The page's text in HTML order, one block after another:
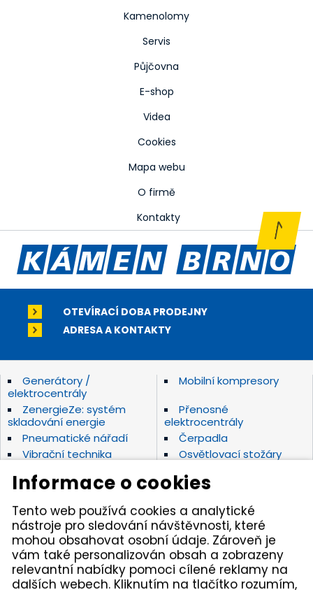
Kamenolomy
Servis
Půjčovna
E-shop
Videa
Cookies
Mapa webu
O firmě
Kontakty
OTEVÍRACÍ DOBA PRODEJNY
ADRESA A KONTAKTY
Generátory /
elektrocentrály
Mobilní kompresory
ZenergieZe: systém
skladování energie
Přenosné
elektrocentrály
Pneumatické nářadí
Čerpadla
Vibrační technika
Osvětlovací stožáry
Elektrické nářadí Makita
Diamantové nástroje
Hydraulické nářadí
Motorová kladiva
Závěsná hydraulická
kladiva
Zahradní technika
Akumulátorové stroje
Značky
Kámen Brno, spol. s r.o. – spolehlivý partner pro
opravdové řemeslníky. Zajišťujeme autorizovaný servis
Informace o cookies
Tento web používá cookies a analytické
nástroje pro sledování návštěvnosti, které
mohou obsahovat osobní údaje. Zároveň je
vám také personalizován obsah a zobrazeny
relevantní nabídky pomoci cílené reklamy na
dalších webech. Kliknutím na tlačítko rozumím,